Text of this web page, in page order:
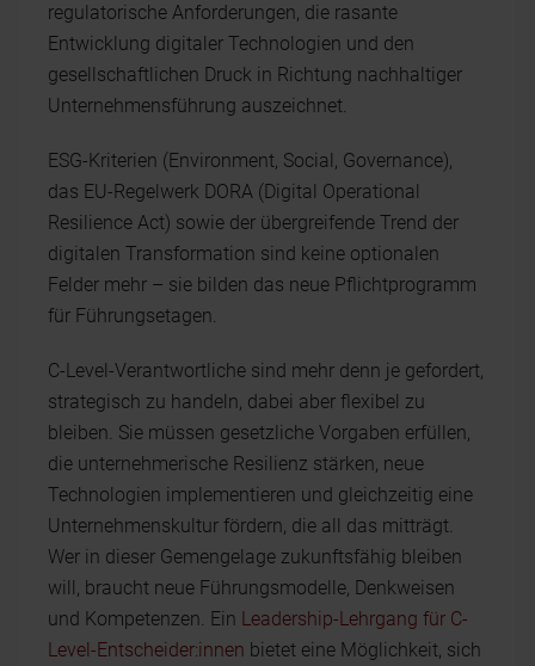
regulatorische Anforderungen, die rasante
Entwicklung digitaler Technologien und den
gesellschaftlichen Druck in Richtung nachhaltiger
Unternehmensführung auszeichnet.
ESG-Kriterien (Environment, Social, Governance),
das EU-Regelwerk DORA (Digital Operational
Resilience Act) sowie der übergreifende Trend der
digitalen Transformation sind keine optionalen
Felder mehr – sie bilden das neue Pflichtprogramm
für Führungsetagen.
C-Level-Verantwortliche sind mehr denn je gefordert,
strategisch zu handeln, dabei aber flexibel zu
bleiben. Sie müssen gesetzliche Vorgaben erfüllen,
die unternehmerische Resilienz stärken, neue
Technologien implementieren und gleichzeitig eine
Unternehmenskultur fördern, die all das mitträgt.
Wer in dieser Gemengelage zukunftsfähig bleiben
will, braucht neue Führungsmodelle, Denkweisen
und Kompetenzen. Ein Leadership-Lehrgang für C-
Level-Entscheider:innen bietet eine Möglichkeit, sich